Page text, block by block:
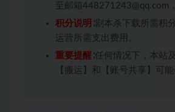
至邮箱448271243@qq.com
积分说明 ∶剧本杀下载所需积
运营所需支出费用。
重要提醒 ∶任何情况下，本站
【搬运】和【账号共享】可